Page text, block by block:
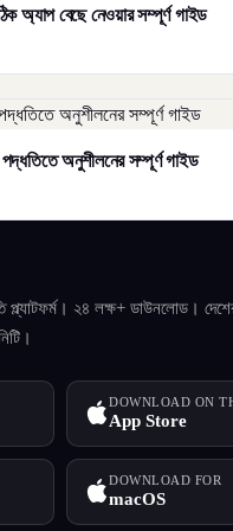
বেছে নেওয়ার সম্পূর্ণ গাইড
অনুশীলনের সম্পূর্ণ গাইড
প্ল্যাটফর্ম। ২৪ লক্ষ+ ডাউনলোড।
DOWNLOAD ON
App Store
DOWNLOAD FOR
macOS